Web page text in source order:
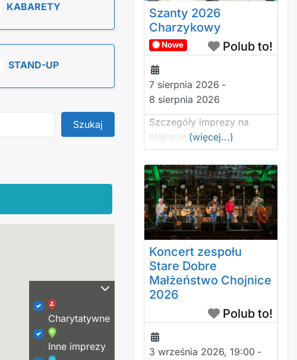
KABARETY
STAND-UP
SzukajSzukaj
Charytatywne
Inne imprezy
Szanty 2026
Charzykowy
Nowe Polub to!
7 sierpnia 2026 -
8 sierpnia 2026
Szczegóły imprezy na
plakacie…(więcej...)
Koncert zespołu
Stare Dobre
Małżeństwo Chojnice
2026
Polub to!
3 września 2026, 19:00 -